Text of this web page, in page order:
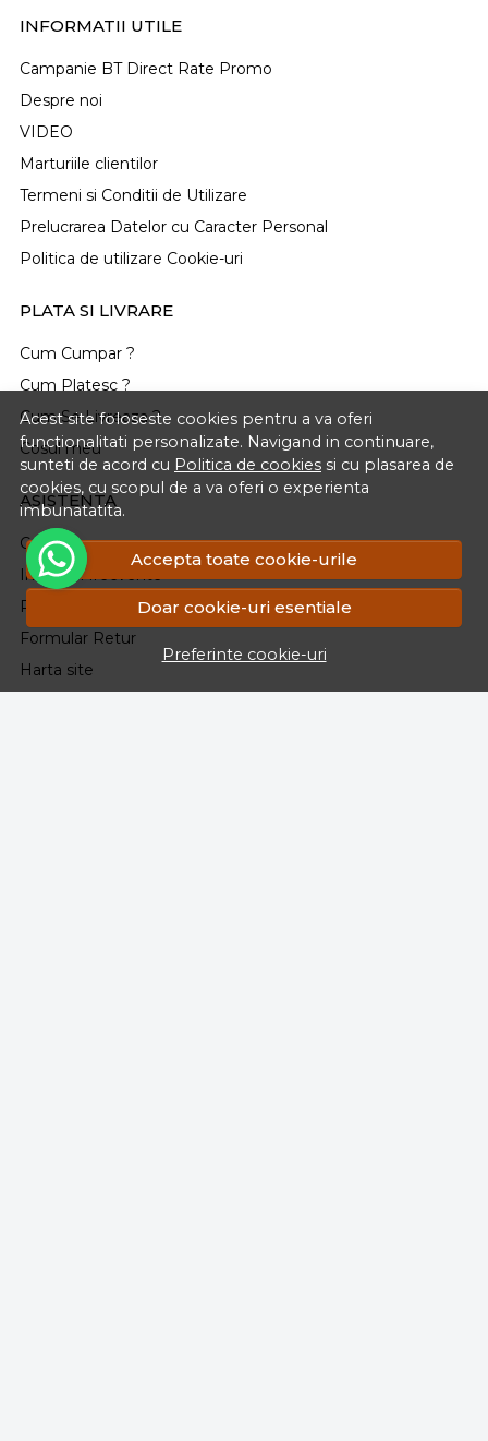
Acest site foloseste cookies pentru a va oferi
functionalitati personalizate. Navigand in continuare,
sunteti de acord cu Politica de cookies si cu plasarea de
cookies, cu scopul de a va oferi o experienta
imbunatatita.
Accepta toate cookie-urile
Doar cookie-uri esentiale
Preferinte cookie-uri
INFORMATII UTILE
Campanie BT Direct Rate Promo
Despre noi
VIDEO
Marturiile clientilor
Termeni si Conditii de Utilizare
Prelucrarea Datelor cu Caracter Personal
Politica de utilizare Cookie-uri
PLATA SI LIVRARE
Cum Cumpar ?
Cum Platesc ?
Cum Se Livreaza ?
Cosul meu
ASISTENTA
Contacteaza-ne
Intrebari frecvente
Renuntarea la Cumparare.Politica Retururi
Formular Retur
Harta site